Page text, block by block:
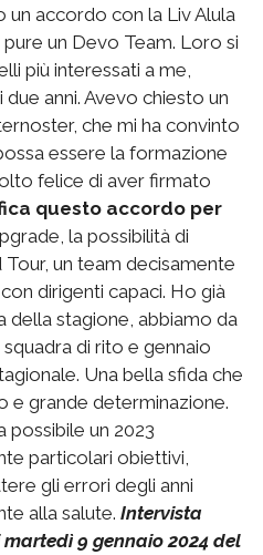
un accordo con la Liv Alula
un Devo Team. Loro si
più interessati a me,
anni. Avevo chiesto un
che mi ha convinto
essere la formazione
felice di aver firmato
questo accordo per
la possibilità di
un team decisamente
dirigenti capaci. Ho già
della stagione, abbiamo da
di rito e gennaio
Una bella sfida che
e grande determinazione.
possibile un 2023
particolari obiettivi,
gli errori degli anni
alla salute. Intervista
9 gennaio 2024 del